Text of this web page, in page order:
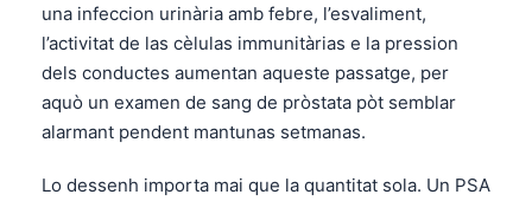
una infeccion urinària amb febre, l’esvaliment,
l’activitat de las cèlulas immunitàrias e la pression
dels conductes aumentan aqueste passatge, per
aquò un examen de sang de pròstata pòt semblar
alarmant pendent mantunas setmanas.
Lo dessenh importa mai que la quantitat sola. Un PSA